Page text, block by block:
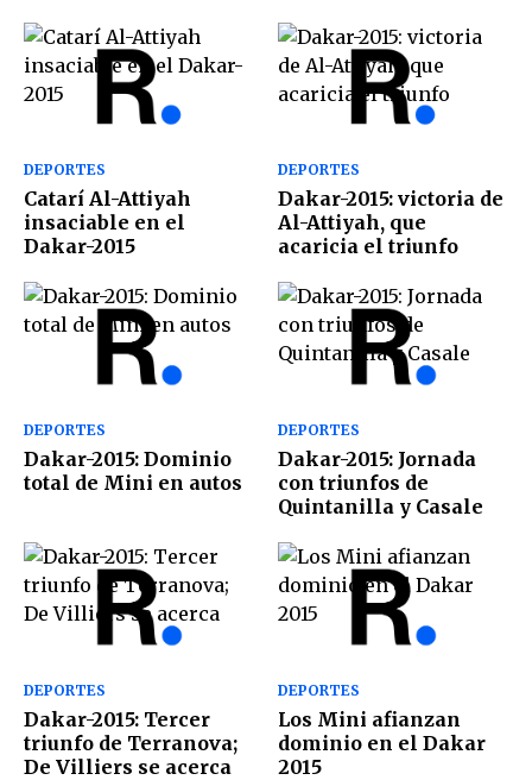
DEPORTES
Catarí Al-Attiyah
insaciable en el
Dakar-2015
DEPORTES
Dakar-2015: victoria de
Al-Attiyah, que
acaricia el triunfo
DEPORTES
Dakar-2015: Dominio
total de Mini en autos
DEPORTES
Dakar-2015: Jornada
con triunfos de
Quintanilla y Casale
DEPORTES
Dakar-2015: Tercer
triunfo de Terranova;
De Villiers se acerca
DEPORTES
Los Mini afianzan
dominio en el Dakar
2015